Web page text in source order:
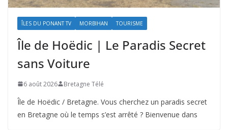
ÎLES DU PONANT TV MORBIHAN TOURISME
Île de Hoëdic | Le Paradis Secret
sans Voiture
6 août 2026 Bretagne Télé
Île de Hoëdic / Bretagne. Vous cherchez un paradis secret
en Bretagne où le temps s’est arrêté ? Bienvenue dans